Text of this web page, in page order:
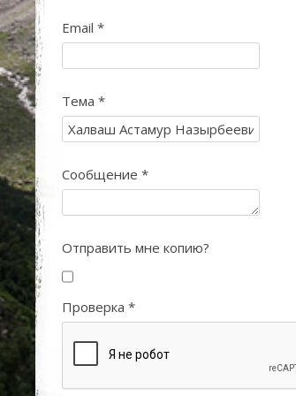
Email *
Тема *
Сообщение *
Отправить мне копию?
Проверка *